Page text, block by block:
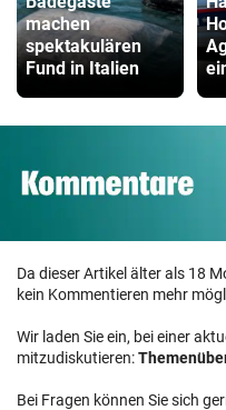
machen
spektakulären
Fund in Italien
Da dieser Artikel älter als 18
kein Kommentieren mehr
Wir laden Sie ein, bei einer
mitzudiskutieren:
Bei Fragen können Sie sich